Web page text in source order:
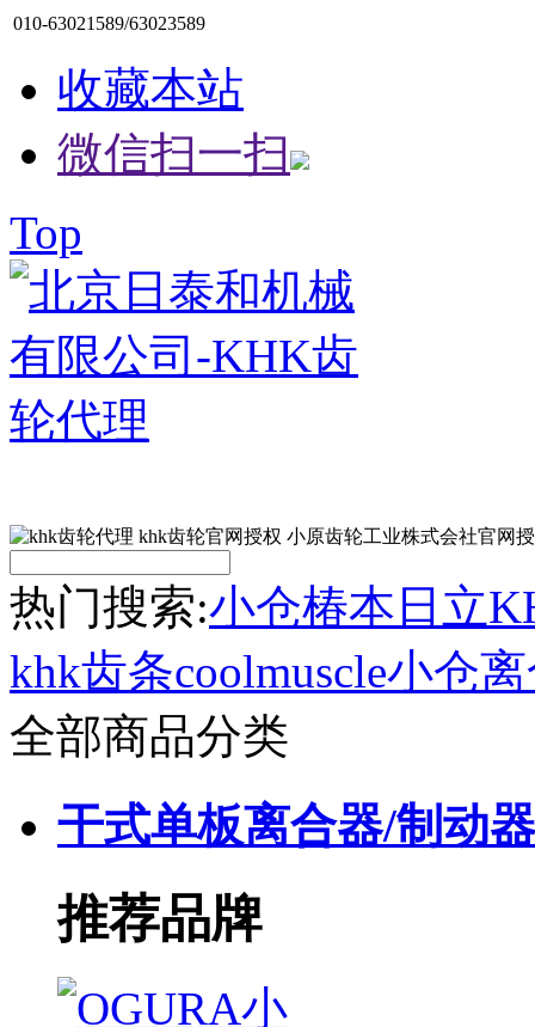
010-63021589/63023589
收藏本站
微信扫一扫
Top
热门搜索:小仓椿本 日立
khk齿条coolmuscle小仓
全部商品分类
干式单板离合器/制动器
推荐品牌